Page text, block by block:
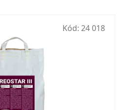
Kód: 24 018